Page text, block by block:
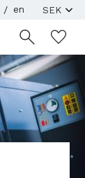
en